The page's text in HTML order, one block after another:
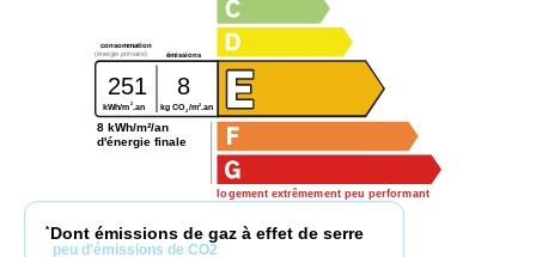
logement extrêmement peu performant
consommation
émissions
(énergie primaire)
251 8
kWh/m2.an kg CO2/m2 .an
8 kWh/m²/an
d'énergie finale
* Dont émissions de gaz à effet de serre
peu d'émissions de CO2